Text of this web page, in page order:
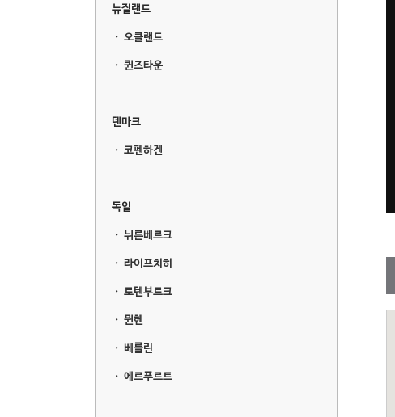
뉴질랜드
ㆍ 오클랜드
ㆍ 퀸즈타운
덴마크
ㆍ 코펜하겐
독일
ㆍ 뉘른베르크
ㆍ 라이프치히
ㆍ 로텐부르크
ㆍ 뮌헨
ㆍ 베를린
ㆍ 에르푸르트